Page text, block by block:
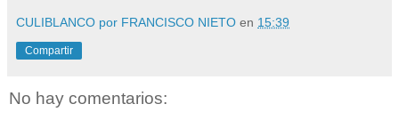
CULIBLANCO por FRANCISCO NIETO en 15:39
Compartir
No hay comentarios: